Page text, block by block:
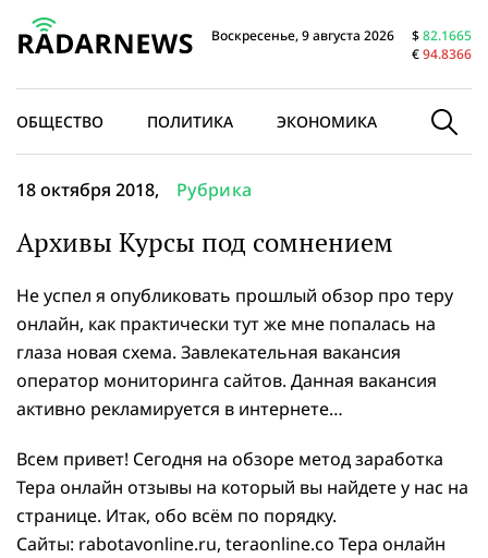
Воскресенье, 9 августа 2026 $82.1665
€94.8366
ОБЩЕСТВО ПОЛИТИКА ЭКОНОМИКА В МИРЕ
18 октября 2018, Рубрика
Архивы Курсы под сомнением
Не успел я опубликовать прошлый обзор про теру
онлайн, как практически тут же мне попалась на
глаза новая схема. Завлекательная вакансия
оператор мониторинга сайтов. Данная вакансия
активно рекламируется в интернете…
Всем привет! Сегодня на обзоре метод заработка
Тера онлайн отзывы на который вы найдете у нас на
странице. Итак, обо всём по порядку.
Сайты: rabotavonline.ru, teraonline.co Тера онлайн